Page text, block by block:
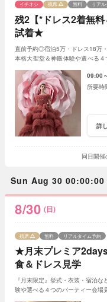
残2【*ドレス2着無
試着★
イチオシ 残席 無料 リア
直前予約◎宿泊5万・ドレス18万
本格大聖堂＆神殿体験や選べる
09:00
詳
同日開
Sun Aug 30 00:00:00
8/30 (日)
★月末プレミア
食＆ドレス見学
残席 無料 リアルタイム予約
『月末限定』挙式・衣装・宿泊
験や選べる４つのパーティー会場